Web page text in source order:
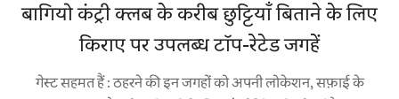
बागियो कंट्री क्लब के करीब छुट्टियाँ बिताने के लिए
किराए पर उपलब्ध टॉप-रेटेड जगहें
गेस्ट सहमत हैं : ठहरने की इन जगहों को अपनी लोकेशन, सफ़ाई के